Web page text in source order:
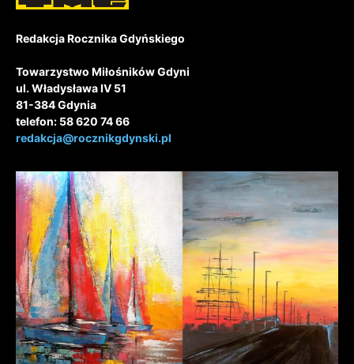
Redakcja Rocznika Gdyńskiego
Towarzystwo Miłośników Gdyni
ul. Władysława IV 51
81-384 Gdynia
telefon: 58 620 74 66
redakcja@rocznikgdynski.pl